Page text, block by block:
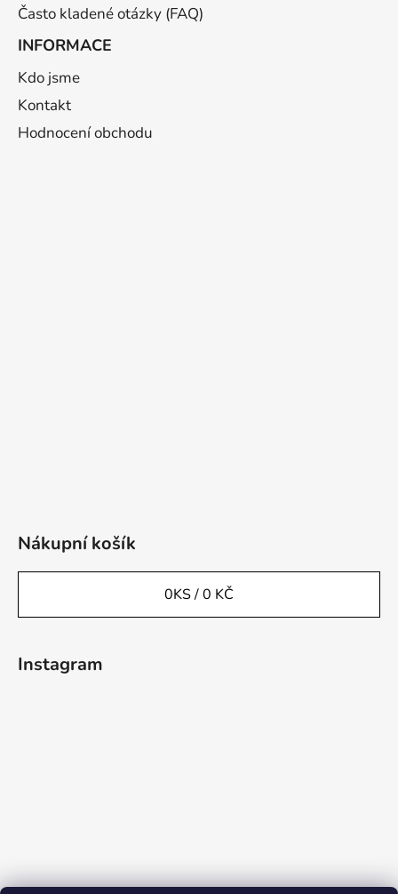
Často kladené otázky (FAQ)
INFORMACE
Kdo jsme
Kontakt
Hodnocení obchodu
Nákupní košík
0KS /0 KČ
Instagram